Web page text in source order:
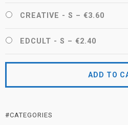
CREATIVE - S – €3.60
EDCULT - S – €2.40
ADD TO
#CATEGORIES